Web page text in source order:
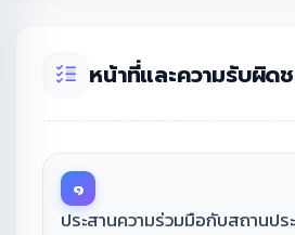
หน้าที่และความรับผิด
๑
ประสานความร่วมมือกับสถานปร